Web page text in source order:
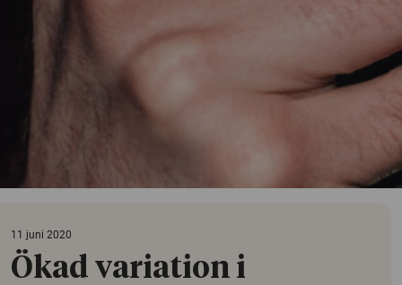
11 juni 2020
Ökad variation i